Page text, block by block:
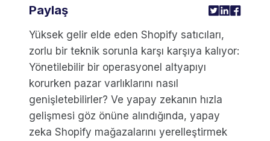
Yüksek gelir elde eden Shopify satıcıları,
zorlu bir teknik sorunla karşı karşıya kalıyor:
Yönetilebilir bir operasyonel altyapıyı
korurken pazar varlıklarını nasıl
genişletebilirler? Ve yapay zekanın hızla
gelişmesi göz önüne alındığında, yapay
zeka Shopify mağazalarını yerelleştirmek
Paylaş